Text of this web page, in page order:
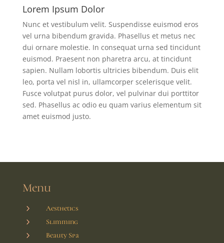
Lorem Ipsum Dolor
Nunc et vestibulum velit. Suspendisse euismod eros
vel urna bibendum gravida. Phasellus et metus nec
dui ornare molestie. In consequat urna sed tincidunt
euismod. Praesent non pharetra arcu, at tincidunt
sapien. Nullam lobortis ultricies bibendum. Duis elit
leo, porta vel nisl in, ullamcorper scelerisque velit.
Fusce volutpat purus dolor, vel pulvinar dui porttitor
sed. Phasellus ac odio eu quam varius elementum sit
amet euismod justo.
Menu
5 Aesthetics
5 Slimming
5 Beauty Spa